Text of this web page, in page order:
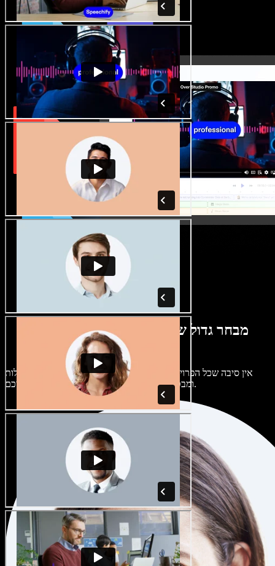
מבחר גדול של קולות נשים וגברים במגוון
מבטאים
אין סיבה שכל הפרויקטים יישמעו אותו דבר. בחרו מתוך מאות קולות
ומבטאים של בינה מלאכותית והתאימו אותם אליכם.